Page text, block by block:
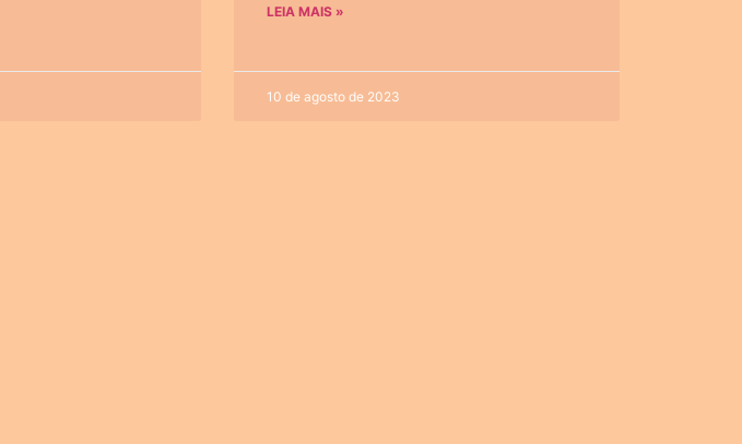
LEIA MAIS »
10 de agosto de 2023